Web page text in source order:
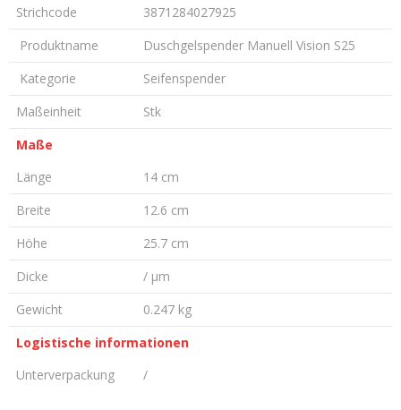
Strichcode
3871284027925
Produktname
Duschgelspender Manuell Vision S25
Kategorie
Seifenspender
Maßeinheit
Stk
Maße
Länge
14 cm
Breite
12.6 cm
Höhe
25.7 cm
Dicke
/ µm
Gewicht
0.247 kg
Logistische informationen
Unterverpackung
/